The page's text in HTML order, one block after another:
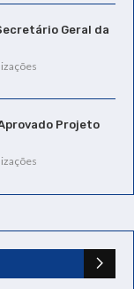
Geral da
Projeto